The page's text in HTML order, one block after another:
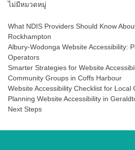
ไม่มีหมวดหมู่
What NDIS Providers Should Know
Rockhampton
Albury-Wodonga Website Accessibility:
Operators
Smarter Strategies for Website
Community Groups in Coffs Harbour
Website Accessibility Checklist for Local
Planning Website Accessibility in
Next Steps